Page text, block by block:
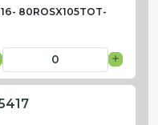
80ROSX105TOT-